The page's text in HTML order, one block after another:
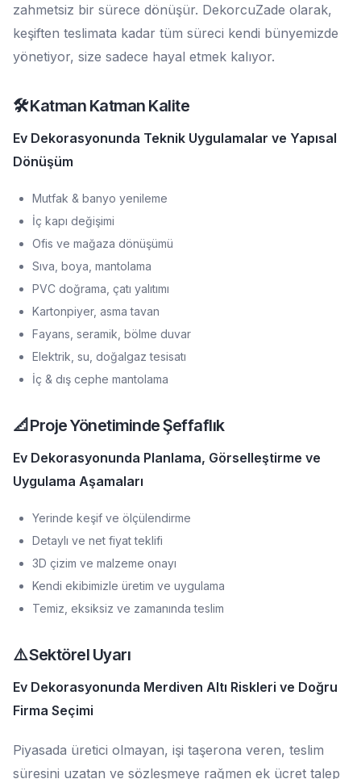
zahmetsiz bir sürece dönüşür. DekorcuZade olarak,
keşiften teslimata kadar tüm süreci kendi bünyemizde
yönetiyor, size sadece hayal etmek kalıyor.
🛠️ Katman Katman Kalite
Ev Dekorasyonunda Teknik Uygulamalar ve Yapısal
Dönüşüm
Mutfak & banyo yenileme
İç kapı değişimi
Ofis ve mağaza dönüşümü
Sıva, boya, mantolama
PVC doğrama, çatı yalıtımı
Kartonpiyer, asma tavan
Fayans, seramik, bölme duvar
Elektrik, su, doğalgaz tesisatı
İç & dış cephe mantolama
📐 Proje Yönetiminde Şeffaflık
Ev Dekorasyonunda Planlama, Görselleştirme ve
Uygulama Aşamaları
Yerinde keşif ve ölçülendirme
Detaylı ve net fiyat teklifi
3D çizim ve malzeme onayı
Kendi ekibimizle üretim ve uygulama
Temiz, eksiksiz ve zamanında teslim
⚠️ Sektörel Uyarı
Ev Dekorasyonunda Merdiven Altı Riskleri ve Doğru
Firma Seçimi
Piyasada üretici olmayan, işi taşerona veren, teslim
süresini uzatan ve sözleşmeye rağmen ek ücret talep